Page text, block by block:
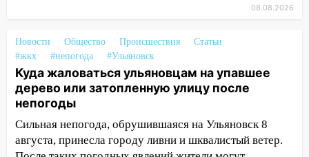
светофор
14:14 Студента из Ульяновска обманули
мошенники под видом преподавателя
14:12 Куда жаловаться ульяновцам на
упавшее дерево или затопленную улицу
после непогоды
08.08.2026
Новости Общество Происшествия
Статьи
#жкх
#непогода #Ульяновск
Куда жаловаться ульяновцам на упавшее
дерево или затопленную улицу после
непогоды
Сильная непогода, обрушившаяся на Ульяновск 8
августа, принесла городу ливни и шквалистый ветер.